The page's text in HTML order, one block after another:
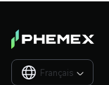
Français 